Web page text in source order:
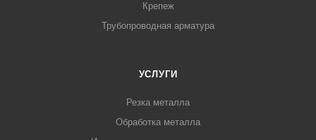
Крепеж
Трубопроводная арматура
УСЛУГИ
Резка металла
Обработка металла